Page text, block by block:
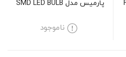
پارمیس مدل SMD LED BULB
ناموجود